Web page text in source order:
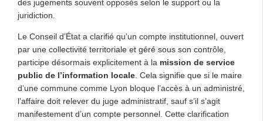
des jugements souvent opposés selon le support ou la
juridiction.
Le Conseil d’État a clarifié qu’un compte institutionnel, ouvert
par une collectivité territoriale et géré sous son contrôle,
participe désormais explicitement à la mission de service
public de l’information locale . Cela signifie que si le maire
d’une commune comme Lyon bloque l’accès à un administré,
l’affaire doit relever du juge administratif, sauf s’il s’agit
manifestement d’un compte personnel. Cette clarification